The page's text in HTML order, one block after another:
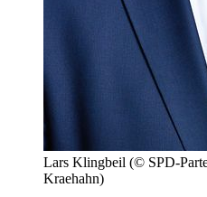
Lars Klingbeil (© SPD-
Kraehahn)